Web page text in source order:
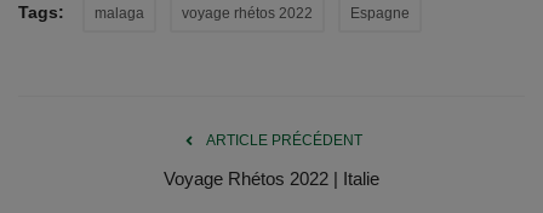
Tags: malaga voyage rhétos 2022 Espagne
ARTICLE PRÉCÉDENT
Voyage Rhétos 2022 | Italie